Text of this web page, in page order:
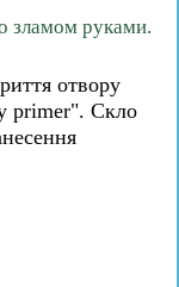
зламом руками.
отвору
primer". Скло